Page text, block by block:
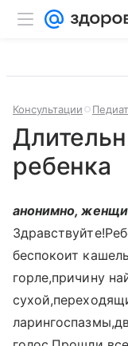
Консультации
ребенка
анонимно,
беспокоит
горле,причину